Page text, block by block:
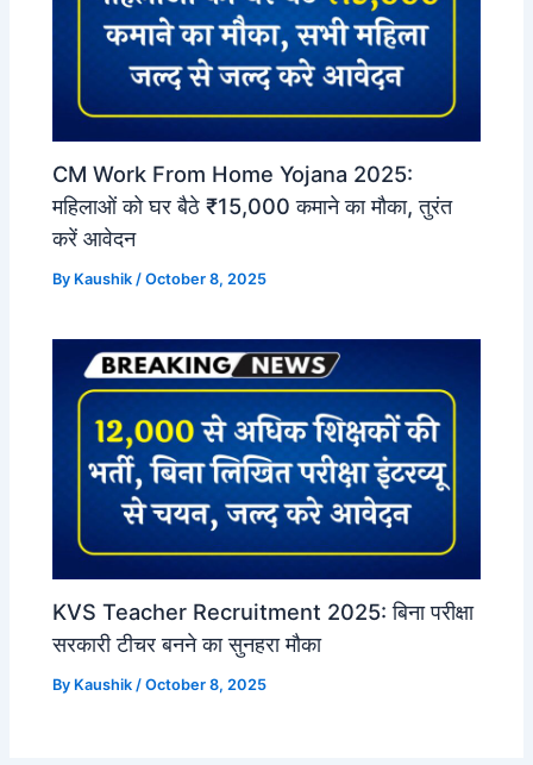
CM Work From Home Yojana 2025:
महिलाओं को घर बैठे ₹15,000 कमाने का मौका, तुरंत
करें आवेदन
By Kaushik/October 8, 2025
KVS Teacher Recruitment 2025: बिना परीक्षा
सरकारी टीचर बनने का सुनहरा मौका
By Kaushik/October 8, 2025